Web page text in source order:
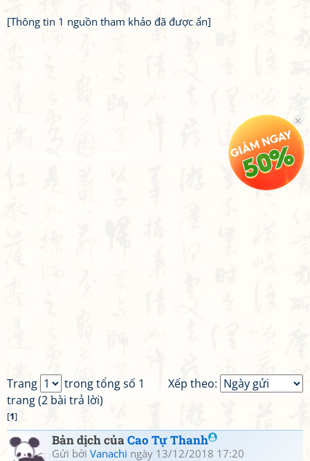
[Thông tin 1 nguồn tham khảo đã được ẩn]
Xếp theo:
Trang
trong tổng số 1
trang (2 bài trả lời)
[1]
Bản dịch củaCao Tự Thanh
Gửi bởi Vanachi ngày 13/12/2018 17:20